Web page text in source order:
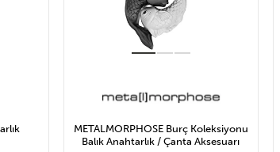
METALMORPHOSE Burç Koleksiyonu
Balık Anahtarlık / Çanta Aksesuarı